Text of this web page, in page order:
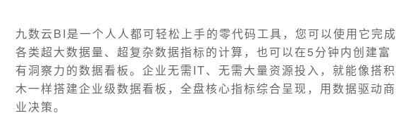
九数云BI是一个人人都可轻松上手的零代码工具，您可以使用它完成
各类超大数据量、超复杂数据指标的计算，也可以在5分钟内创建富
有洞察力的数据看板。企业无需IT、无需大量资源投入，就能像搭积
木一样搭建企业级数据看板，全盘核心指标综合呈现，用数据驱动商
业决策。